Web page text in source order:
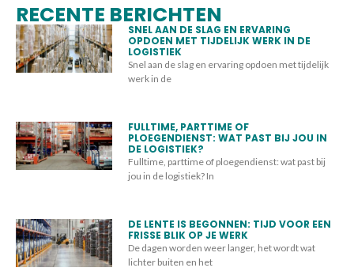
RECENTE BERICHTEN
SNEL AAN DE SLAG EN ERVARING
OPDOEN MET TIJDELIJK WERK IN DE
LOGISTIEK
Snel aan de slag en ervaring opdoen met tijdelijk
werk in de
FULLTIME, PARTTIME OF
PLOEGENDIENST: WAT PAST BIJ JOU IN
DE LOGISTIEK?
Fulltime, parttime of ploegendienst: wat past bij
jou in de logistiek? In
DE LENTE IS BEGONNEN: TIJD VOOR EEN
FRISSE BLIK OP JE WERK
De dagen worden weer langer, het wordt wat
lichter buiten en het